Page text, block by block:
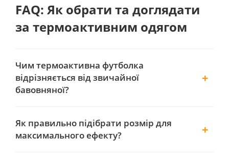
FAQ: Як обрати та доглядати
за термоактивним одягом
Чим термоактивна футболка
відрізняється від звичайної
бавовняної?
Як правильно підібрати розмір для
максимального ефекту?